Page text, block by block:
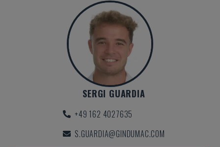
SERGI GUARDIA
+49 162 4027635
S.GUARDIA@GINDUMAC.COM